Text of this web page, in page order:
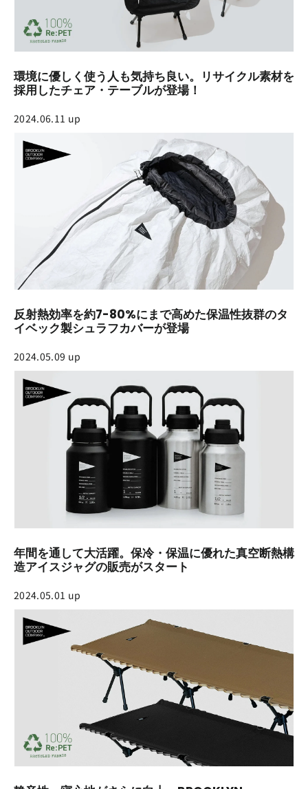
環境に優しく使う人も気持ち良い。リサイクル素材を
採用したチェア・テーブルが登場！
2024.06.11 up
反射熱効率を約7-80%にまで高めた保温性抜群のタ
イベック製シュラフカバーが登場
2024.05.09 up
年間を通して大活躍。保冷・保温に優れた真空断熱構
造アイスジャグの販売がスタート
2024.05.01 up